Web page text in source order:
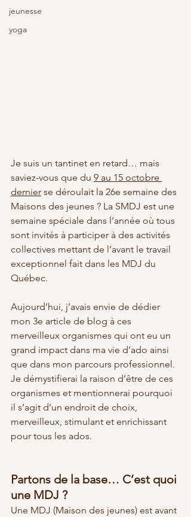
jeunesse
yoga
Je suis un tantinet en retard… mais
saviez-vous que du 9 au 15 octobre
dernier se déroulait la 26e semaine des
Maisons des jeunes ? La SMDJ est une
semaine spéciale dans l’année où tous
sont invités à participer à des activités
collectives mettant de l’avant le travail
exceptionnel fait dans les MDJ du
Québec.
Aujourd’hui, j’avais envie de dédier
mon 3e article de blog à ces
merveilleux organismes qui ont eu un
grand impact dans ma vie d’ado ainsi
que dans mon parcours professionnel.
Je démystifierai la raison d’être de ces
organismes et mentionnerai pourquoi
il s’agit d’un endroit de choix,
merveilleux, stimulant et enrichissant
pour tous les ados.
Partons de la base… C’est quoi
une MDJ ?
Une MDJ (Maison des jeunes) est avant